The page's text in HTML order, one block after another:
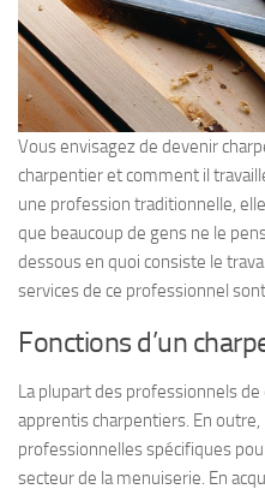
Vous envisagez de devenir
charpentier et comment il
une profession traditionnelle,
que beaucoup de gens ne le
dessous en quoi consiste le
services de ce professionnel
Fonctions d’un
La plupart des professionnels
apprentis charpentiers. En
professionnelles spécifiques
secteur de la menuiserie. En